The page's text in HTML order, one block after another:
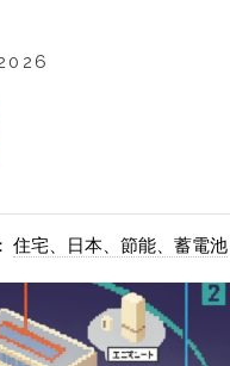
： 住宅、日本、節能、蓄電池